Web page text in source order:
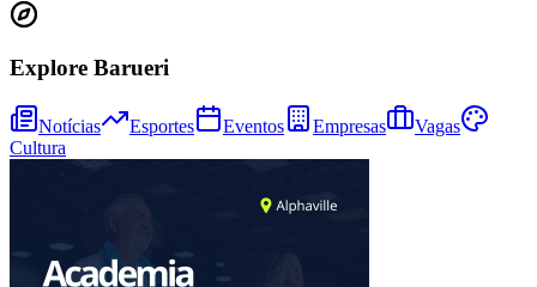
Explore Barueri
Notícias Esportes Eventos Empresas
Vagas
Cultura